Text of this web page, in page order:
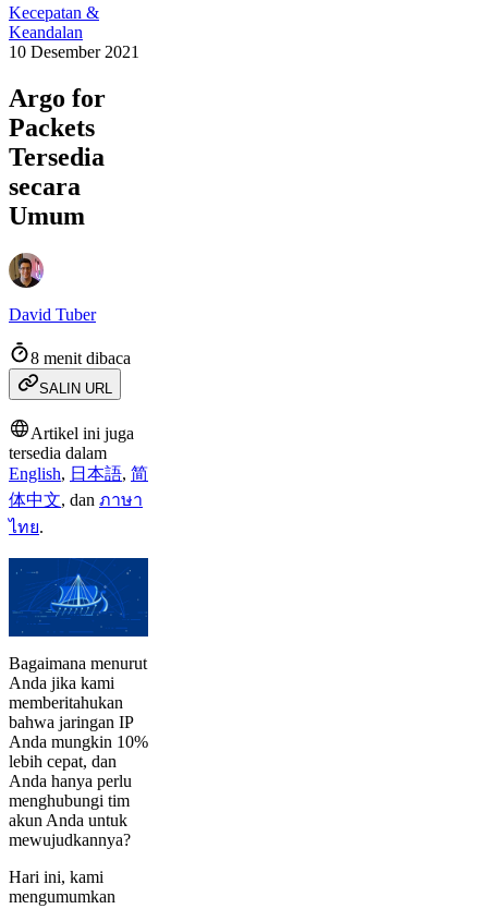
Kecepatan &
Keandalan
10 Desember 2021
Argo for
Packets
Tersedia
secara
Umum
David Tuber
8 menit dibaca
SALIN URL
Artikel ini juga
tersedia dalam
English, 日本語, 简
体中文, dan ภาษา
ไทย.
Bagaimana menurut
Anda jika kami
memberitahukan
bahwa jaringan IP
Anda mungkin 10%
lebih cepat, dan
Anda hanya perlu
menghubungi tim
akun Anda untuk
mewujudkannya?
Hari ini, kami
mengumumkan